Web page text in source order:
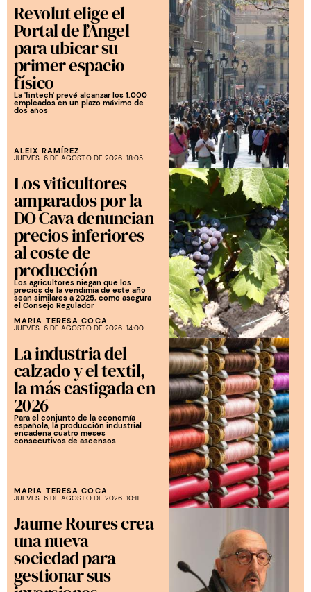
Revolut elige el
Portal de l’Àngel
para ubicar su
primer espacio
físico
La 'fintech' prevé alcanzar los 1.000
empleados en un plazo máximo de
dos años
ALEIX RAMÍREZ
JUEVES, 6 DE AGOSTO DE 2026. 18:05
Los viticultores
amparados por la
DO Cava denuncian
precios inferiores
al coste de
producción
Los agricultores niegan que los
precios de la vendimia de este año
sean similares a 2025, como asegura
el Consejo Regulador
MARIA TERESA COCA
JUEVES, 6 DE AGOSTO DE 2026. 14:00
La industria del
calzado y el textil,
la más castigada en
2026
Para el conjunto de la economía
española, la producción industrial
encadena cuatro meses
consecutivos de ascensos
MARIA TERESA COCA
JUEVES, 6 DE AGOSTO DE 2026. 10:11
Jaume Roures crea
una nueva
sociedad para
gestionar sus